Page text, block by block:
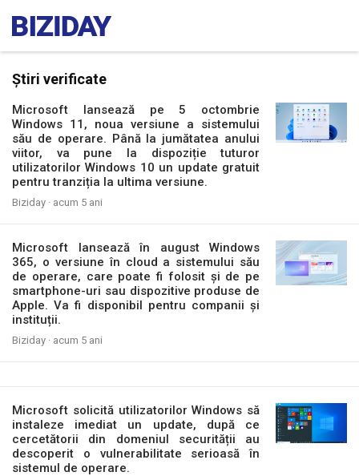
Știri verificate
Microsoft lansează pe 5 octombrie
Windows 11, noua versiune a sistemului
său de operare. Până la jumătatea anului
viitor, va pune la dispoziție tuturor
utilizatorilor Windows 10 un update gratuit
pentru tranziția la ultima versiune.
Biziday · acum 5 ani
Microsoft lansează în august Windows
365, o versiune în cloud a sistemului său
de operare, care poate fi folosit și de pe
smartphone-uri sau dispozitive produse de
Apple. Va fi disponibil pentru companii și
instituții.
Biziday · acum 5 ani
Microsoft solicită utilizatorilor Windows să
instaleze imediat un update, după ce
cercetătorii din domeniul securității au
descoperit o vulnerabilitate serioasă în
sistemul de operare.